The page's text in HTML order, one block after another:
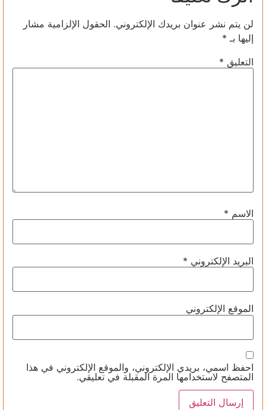
لن يتم نشر عنوان بريدك الإلكتروني. الحقول الإلزامية مشار
إليها بـ *
التعليق *
الاسم *
البريد الإلكتروني *
الموقع الإلكتروني
احفظ اسمي، بريدي الإلكتروني، والموقع الإلكتروني في هذا
المتصفح لاستخدامها المرة المقبلة في تعليقي.